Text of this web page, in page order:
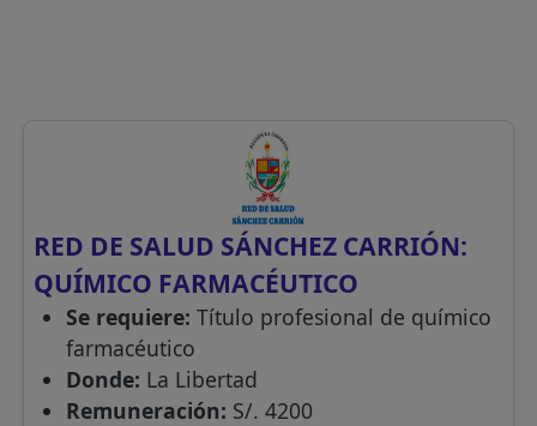
RED DE SALUD SÁNCHEZ CARRIÓN:
QUÍMICO FARMACÉUTICO
Se requiere: Título profesional de químico
farmacéutico
Donde: La Libertad
Remuneración: S/. 4200